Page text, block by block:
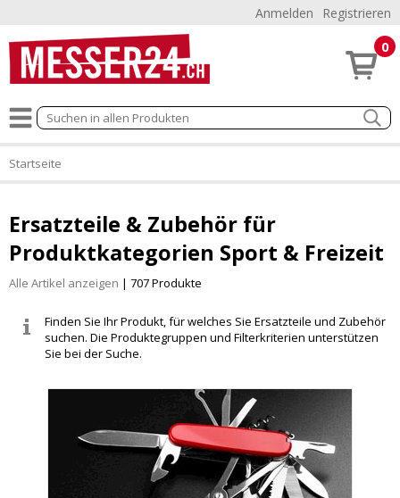
Anmelden Registrieren
0
Startseite
Ersatzteile & Zubehör für
Produktkategorien Sport & Freizeit
Alle Artikel anzeigen | 707 Produkte
Finden Sie Ihr Produkt, für welches Sie Ersatzteile und Zubehör
suchen. Die Produktegruppen und Filterkriterien unterstützen
Sie bei der Suche.